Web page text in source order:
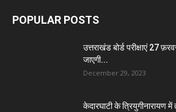
POPULAR POSTS
उत्तराखंड बोर्ड परीक्षाएं 27
जाएगी...
December 29, 2023
केदारघाटी के त्रियुगीनारायण में